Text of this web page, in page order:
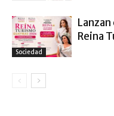
Sociedad
Reina